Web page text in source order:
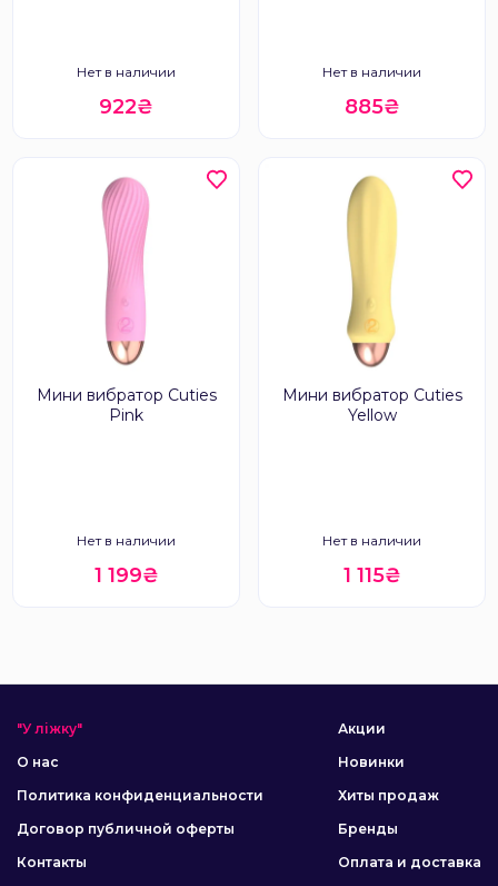
Нет в наличии
922₴
Нет в наличии
885₴
Мини вибратор Cuties
Pink
Нет в наличии
1 199₴
Мини вибратор Cuties
Yellow
Нет в наличии
1 115₴
"У ліжку"
О нас
Политика конфиденциальности
Договор публичной оферты
Контакты
Акции
Новинки
Хиты продаж
Бренды
Оплата и доставка